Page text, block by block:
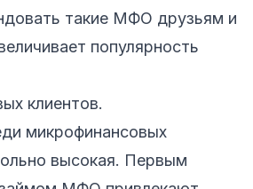
такие МФО друзьям и
популярность
клиентов.
микрофинансовых
высокая. Первым